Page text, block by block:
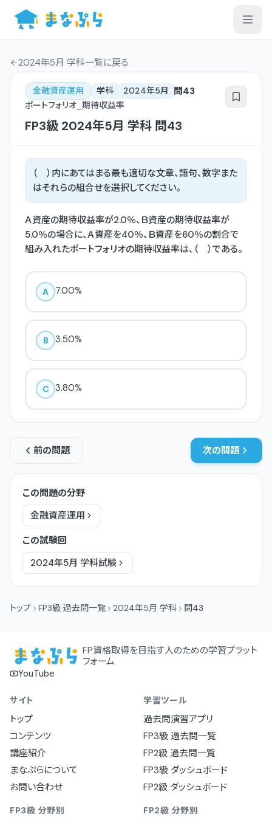
2024年5月 学科一覧に戻る
金融資産運用 学科 2024年5月 問43
ポートフォリオ_期待収益率
FP3級 2024年5月 学科 問43
（ ）内にあてはまる最も適切な文章、語句、数字また
はそれらの組合せを選択してください。
Ａ資産の期待収益率が2.0％、Ｂ資産の期待収益率が
5.0％の場合に、Ａ資産を40％、Ｂ資産を60％の割合で
組み入れたポートフォリオの期待収益率は、（ ）である。
A 7.00%
B 3.50%
C 3.80%
前の問題 次の問題
この問題の分野
金融資産運用
この試験回
2024年5月 学科試験
トップ FP3級 過去問一覧 2024年5月 学科 問43
FP資格取得を目指す人のための学習プラット
フォーム
YouTube
サイト
トップ
コンテンツ
講座紹介
まなぷらについて
お問い合わせ
学習ツール
過去問演習アプリ
FP3級 過去問一覧
FP2級 過去問一覧
FP3級 ダッシュボード
FP2級 ダッシュボード
FP3級 分野別 FP2級 分野別